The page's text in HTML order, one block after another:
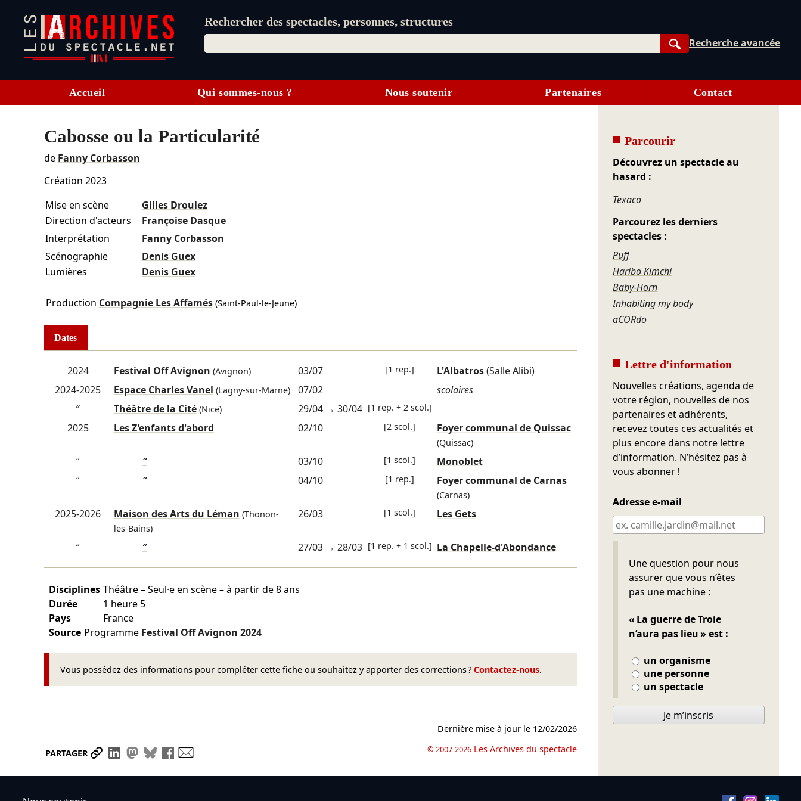
Rechercher des spectacles, personnes, structures
Rechercher
Recherche avancée
Accueil Qui sommes-nous ? Nous soutenir Partenaires Contact
Cabosse ou la Particularité
de Fanny Corbasson
Création 2023
Mise en scène
Gilles Droulez
Direction d'acteurs
Françoise Dasque
Interprétation
Fanny Corbasson
Scénographie
Denis Guex
Lumières
Denis Guex
Production Compagnie Les Affamés(Saint-Paul-le-Jeune)
Dates
2024 Festival Off Avignon (Avignon) 03/07 [1 rep.] L'Albatros(Salle Alibi)
2024-2025
Espace Charles Vanel (Lagny-sur-Marne) 07/02
scolaires
″
Théâtre de la Cité(Nice) 29/04→ 30/04 [1 rep. + 2 scol.]
2025 Les Z'enfants d'abord 02/10 [2 scol.] Foyer communal de Quissac
(Quissac)
″ ″ 03/10 [1 scol.]
Monoblet
″
″ 04/10 [1 rep.] Foyer communal de Carnas
(Carnas)
2025-2026 Maison des Arts du Léman (Thonon-
les-Bains)
26/03 [1 scol.] Les Gets
″ ″ 27/03→ 28/03 [1 rep. + 1 scol.] La Chapelle-d'Abondance
Disciplines Théâtre – Seul·e en scène – à partir de 8 ans
Durée
1 heure 5
Pays
France
Source Programme Festival Off Avignon2024
Vous possédez des informations pour compléter cette fiche ou souhaitez y apporter des corrections ? Contactez-nous.
PARTAGER Partager le lien
Partager sur LinkedIn
Partager sur Mastodon
Partager sur Bluesky
Partager sur Facebook
Dernière mise à jour le 12/02/2026
© 2007-2026 Les Archives du spectacle
Parcourir
Découvrez un spectacle au
hasard :
Texaco
Parcourez les derniers
spectacles :
Puff
Haribo Kimchi
Baby-Horn
Inhabiting my body
aCORdo
Lettre d'information
Nouvelles créations, agenda de
votre région, nouvelles de nos
partenaires et adhérents,
recevez toutes ces actualités et
plus encore dans notre lettre
d’information. N’hésitez pas à
vous abonner !
Adresse e-mail
Une question pour nous
assurer que vous n’êtes
pas une machine :
« La guerre de Troie
n’aura pas lieu » est :
un organisme
une personne
un spectacle
Ne pas remplir
Je m’inscris